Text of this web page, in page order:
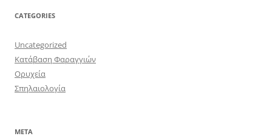
CATEGORIES
Uncategorized
Κατάβαση Φαραγγιών
Ορυχεία
Σπηλαιολογία
META